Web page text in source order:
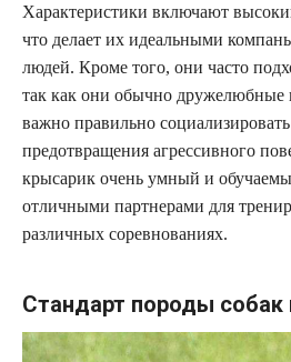
Характеристики включают
что делает их идеальными
людей. Кроме того, они часто
так как они обычно дружелюбные
важно правильно
предотвращения агрессивного
крысарик очень умный и
отличными партнерами для
различных соревнованиях.
Стандарт породы собак